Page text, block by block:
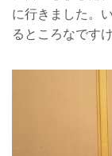
に行きました。
るところなです